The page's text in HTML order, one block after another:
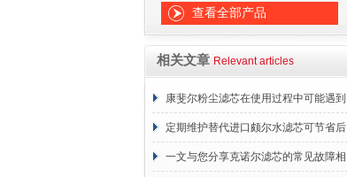
查看全部产品
相关文章 Relevant articles
康斐尔粉尘滤芯在使用过程中可能遇到
的故障相应解决方法分享
定期维护替代进口颇尔水滤芯可节省后
续更换成本
一文与您分享克诺尔滤芯的常见故障相